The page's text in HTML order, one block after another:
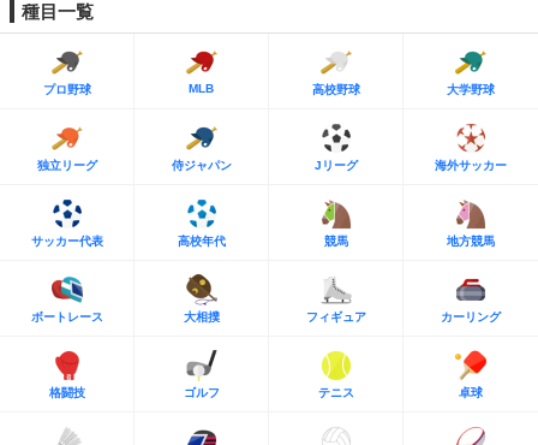
種目一覧
プロ野球 MLB 高校野球 大学野球
独立リーグ 侍ジャパン Jリーグ 海外サッカー
サッカー代表 高校年代 競馬 地方競馬
ボートレース 大相撲 フィギュア カーリング
格闘技 ゴルフ テニス 卓球